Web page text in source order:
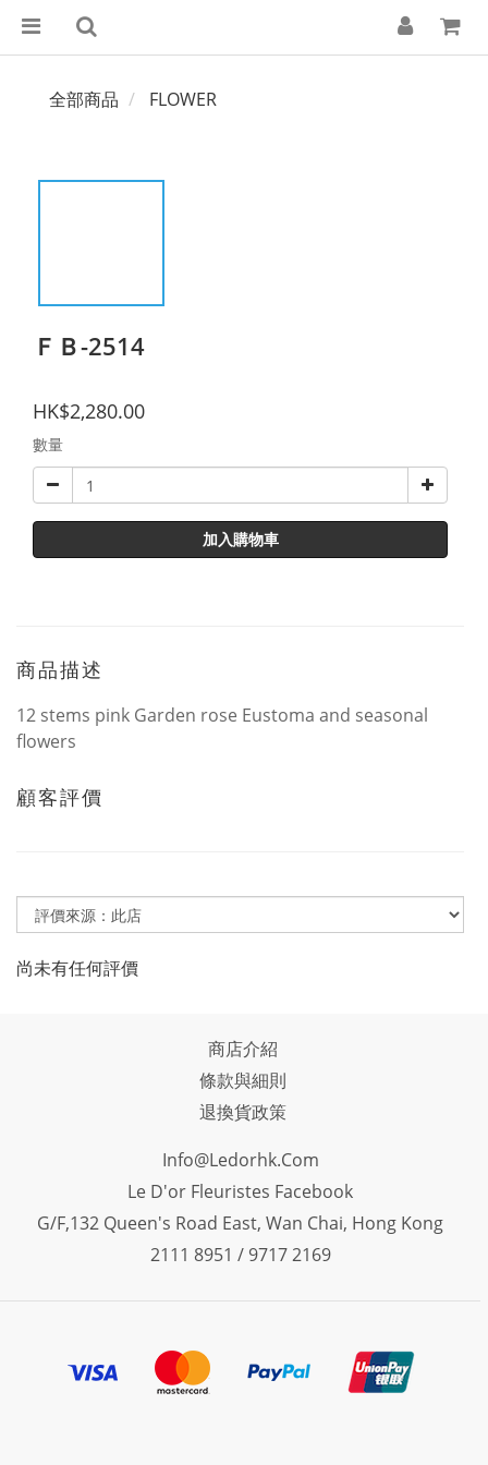
全部商品 FLOWER
ＦＢ-2514
HK$2,280.00
數量
加入購物車
商品描述
12 stems pink Garden rose Eustoma and seasonal
flowers
顧客評價
尚未有任何評價
商店介紹
條款與細則
退換貨政策
Info@ledorhk.com
Le D'or Fleuristes Facebook
G/F,132 Queen's Road East, Wan Chai, Hong Kong
2111 8951 / 9717 2169